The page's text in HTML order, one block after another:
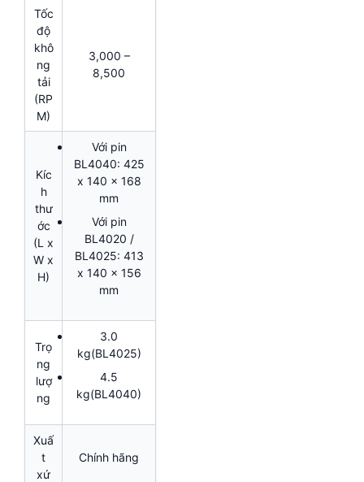
Tốc
độ
khô
ng
tải
(RP
M)
3,000 –
8,500
Kíc
h
thư
ớc
(L x
W x
H)
Với pin
BL4040: 425
x 140 x 168
mm
Với pin
BL4020 /
BL4025: 413
x 140 x 156
mm
Trọ
ng
lượ
ng
3.0
kg(BL4025)
4.5
kg(BL4040)
Xuấ
t
xứ
Chính hãng